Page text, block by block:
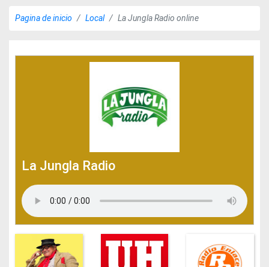
Pagina de inicio Local La Jungla Radio online
La Jungla Radio